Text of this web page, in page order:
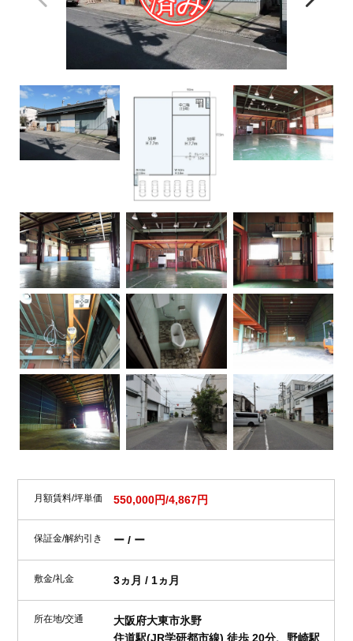
月額賃料/坪単価 550,000円/4,867円
保証金/解約引き ー / ー
敷金/礼金 3ヵ月 / 1ヵ月
所在地/交通
大阪府大東市氷野
住道駅(JR学研都市線) 徒歩 20分、野崎駅